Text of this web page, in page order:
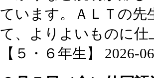
ています。ＡＬＴの
て、よりよいものに
【５・６年生】 2026-